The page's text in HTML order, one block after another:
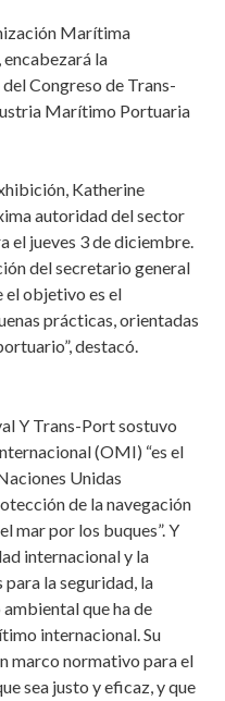
Marítima
la
Congreso de Trans-
Marítimo Portuaria
Katherine
autoridad del sector
el jueves 3 de diciembre.
del secretario general
el objetivo es el
prácticas, orientadas
destacó.
Y Trans-Port sostuvo
(OMI) “es el
Unidas
de la navegación
mar por los buques”. Y
internacional y la
la seguridad, la
que ha de
internacional. Su
marco normativo para el
sea justo y eficaz, y que